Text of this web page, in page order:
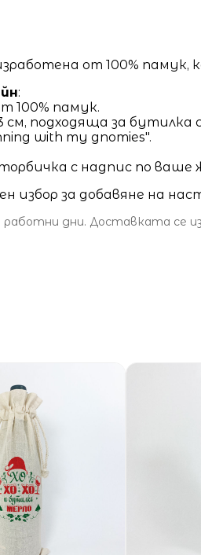
от 100%
:
100% памук.
см, подходяща за бутилка
with my gnomies".
с надпис по ваше
избор за добавяне на
работни дни. Доставката се